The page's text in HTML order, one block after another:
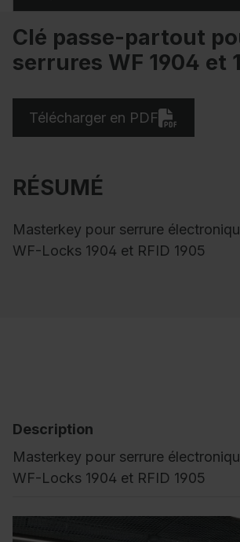
Clé passe-partout
serrures WF 1904 et
Télécharger en PDF
RÉSUMÉ
Masterkey pour serrure
WF-Locks 1904 et RFID 1905
Description
Masterkey pour serrure
WF-Locks 1904 et RFID 1905